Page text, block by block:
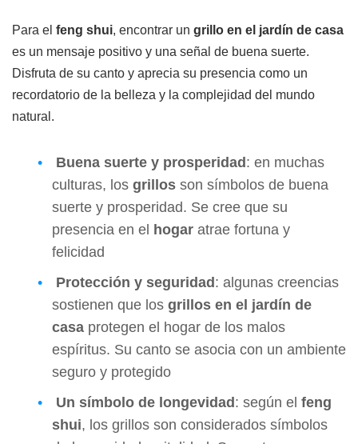
Para el feng shui, encontrar un grillo en el jardín de casa
es un mensaje positivo y una señal de buena suerte.
Disfruta de su canto y aprecia su presencia como un
recordatorio de la belleza y la complejidad del mundo
natural.
Buena suerte y prosperidad : en muchas
culturas, los grillos son símbolos de buena
suerte y prosperidad. Se cree que su
presencia en el hogar atrae fortuna y
felicidad
Protección y seguridad : algunas creencias
sostienen que los grillos en el jardín de
casa protegen el hogar de los malos
espíritus. Su canto se asocia con un ambiente
seguro y protegido
Un símbolo de longevidad : según el feng
shui, los grillos son considerados símbolos